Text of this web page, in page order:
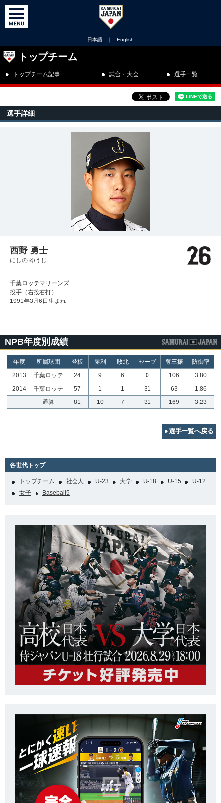
日本語 ｜ English
トップチーム
トップチーム記事 試合・大会 選手一覧
選手詳細
西野 勇士
にしの ゆうじ
千葉ロッテマリーンズ
投手（右投右打）
1991年3月6日生まれ
NPB年度別成績
年度 所属球団 登板 勝利 敗北 セーブ 奪三振
防御率
2013
千葉ロッテ 24 9 6 0 106
3.80
2014
千葉ロッテ 57 1 1 31 63
1.86
通算
81 10 7 31 169 3.23
選手一覧へ戻る
各世代トップ
トップチーム 社会人 U-23 大学 U-18 U-15
U-12
女子
Baseball5